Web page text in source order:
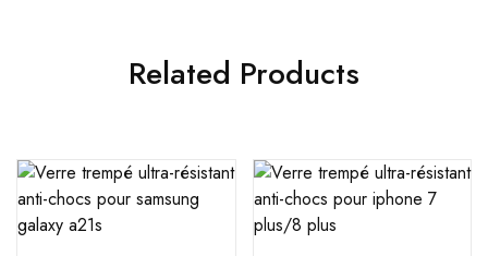
Related Products